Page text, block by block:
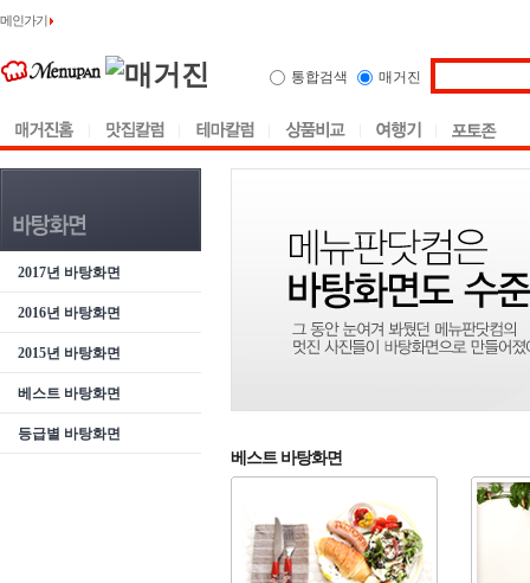
메인가기
통합검색 매거진
2017년 바탕화면
2016년 바탕화면
2015년 바탕화면
베스트 바탕화면
등급별 바탕화면
베스트 바탕화면